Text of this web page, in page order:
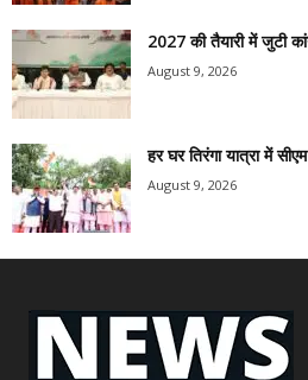
2027 की तैयारी में जुटी
August 9, 2026
हर घर तिरंगा यात्रा में
August 9, 2026